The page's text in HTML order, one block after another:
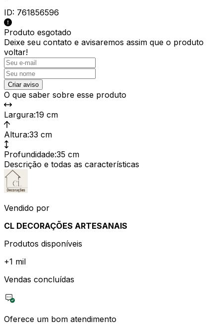
ID: 761856596
Produto esgotado
Deixe seu contato e avisaremos assim que o produto
voltar!
Criar aviso
O que saber sobre esse produto
Largura:19 cm
Altura:33 cm
Profundidade:35 cm
Descrição e todas as características
Vendido por
CL DECORAÇÕES ARTESANAIS
Produtos disponíveis
+1 mil
Vendas concluídas
Oferece um bom atendimento